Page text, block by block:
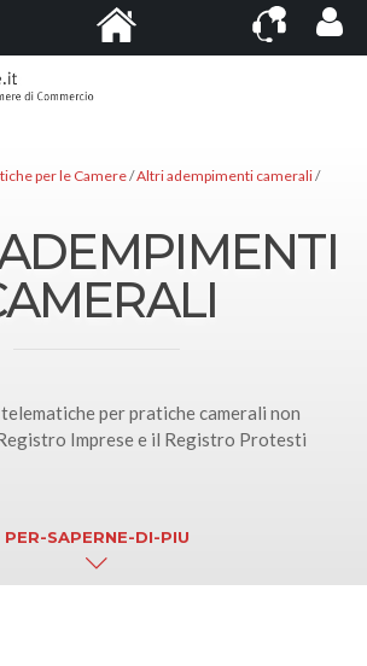
per le Camere Altri adempimenti camerali
per pratiche camerali non
Imprese e il Registro Protesti
PER-SAPERNE-DI-PIU